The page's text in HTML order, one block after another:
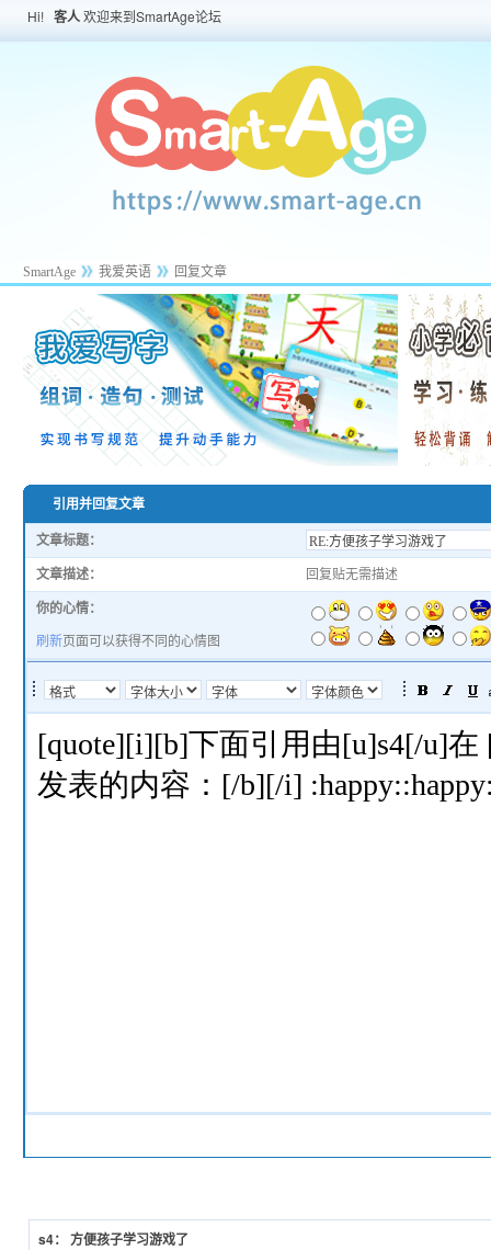
Hi! 客人欢迎来到SmartAge论坛
SmartAge 我爱英语 回复文章
引用并回复文章
文章标题：
文章描述： 回复贴无需描述
你的心情：
刷新页面可以获得不同的心情图
s4： 方便孩子学习游戏了